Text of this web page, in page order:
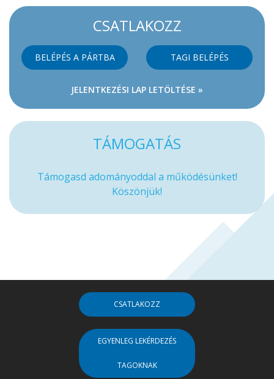
CSATLAKOZZ
BELÉPÉS A PÁRTBA TAGI BELÉPÉS
JELENTKEZÉSI LAP LETÖLTÉSE »
TÁMOGATÁS
Támogasd adományoddal a működésünket!
Köszönjük!
CSATLAKOZZ
EGYENLEG LEKÉRDEZÉS
TAGOKNAK